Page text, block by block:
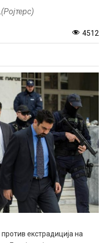
4512
екстрадиција на